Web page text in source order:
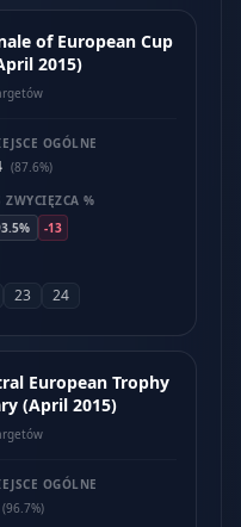
of European Cup
2015)
OGÓLNE
(87.6%)
ZWYCIĘZCA %
-13
23 24
European Trophy
(April 2015)
OGÓLNE
(96.7%)